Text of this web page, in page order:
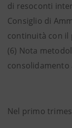
di resoconti
Consiglio di
continuità con il
(6) Nota
consolidamento
Nel primo